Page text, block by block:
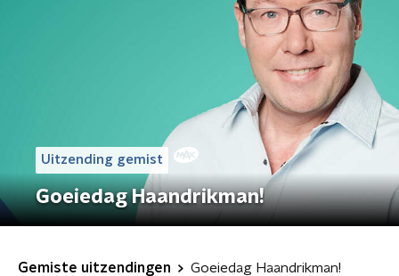
Uitzending gemist
Goeiedag Haandrikman!
Gemiste uitzendingen Goeiedag Haandrikman!